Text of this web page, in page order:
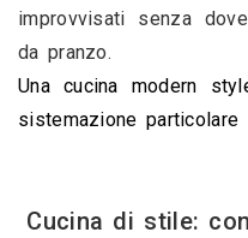
improvvisati senza
da pranzo.
Una cucina modern
sistemazione
Cucina di stile: